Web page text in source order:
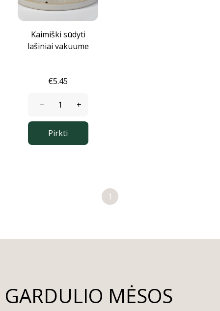
Kaimiški sūdyti
lašiniai vakuume
€5.45
− +
Pirkti
1
GARDULIO MĖSOS